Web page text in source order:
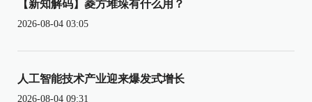
【新知解码】菱方堆垛有什么用？
2026-08-04 03:05
人工智能技术产业迎来爆发式增长
2026-08-04 09:31